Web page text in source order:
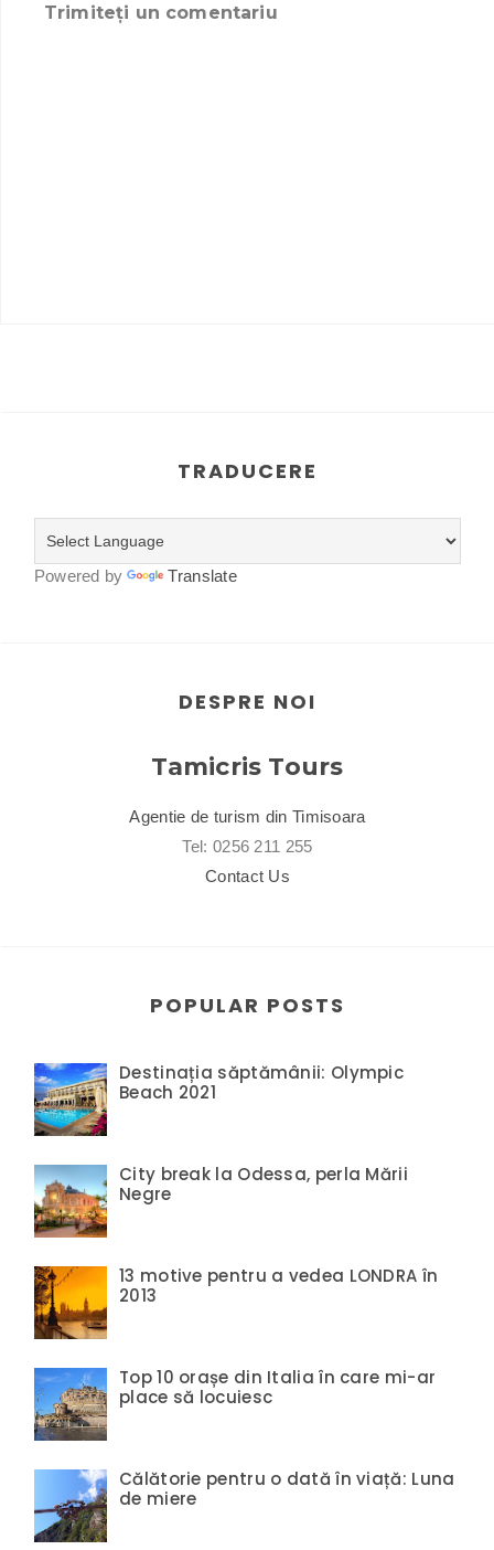
Trimiteți un comentariu
TRADUCERE
Powered by Translate
DESPRE NOI
Tamicris Tours
Agentie de turism din Timisoara
Tel: 0256 211 255
Contact Us
POPULAR POSTS
Destinația săptămânii: Olympic
Beach 2021
City break la Odessa, perla Mării
Negre
13 motive pentru a vedea LONDRA în
2013
Top 10 orașe din Italia în care mi-ar
place să locuiesc
Călătorie pentru o dată în viață: Luna
de miere